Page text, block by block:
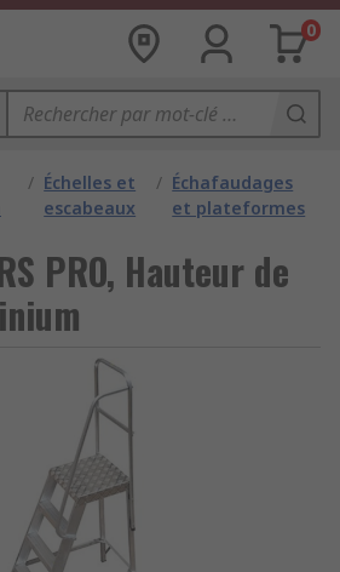
0
/ Échelles et
escabeaux
/ Échafaudages
et plateformes
PRO, Hauteur de